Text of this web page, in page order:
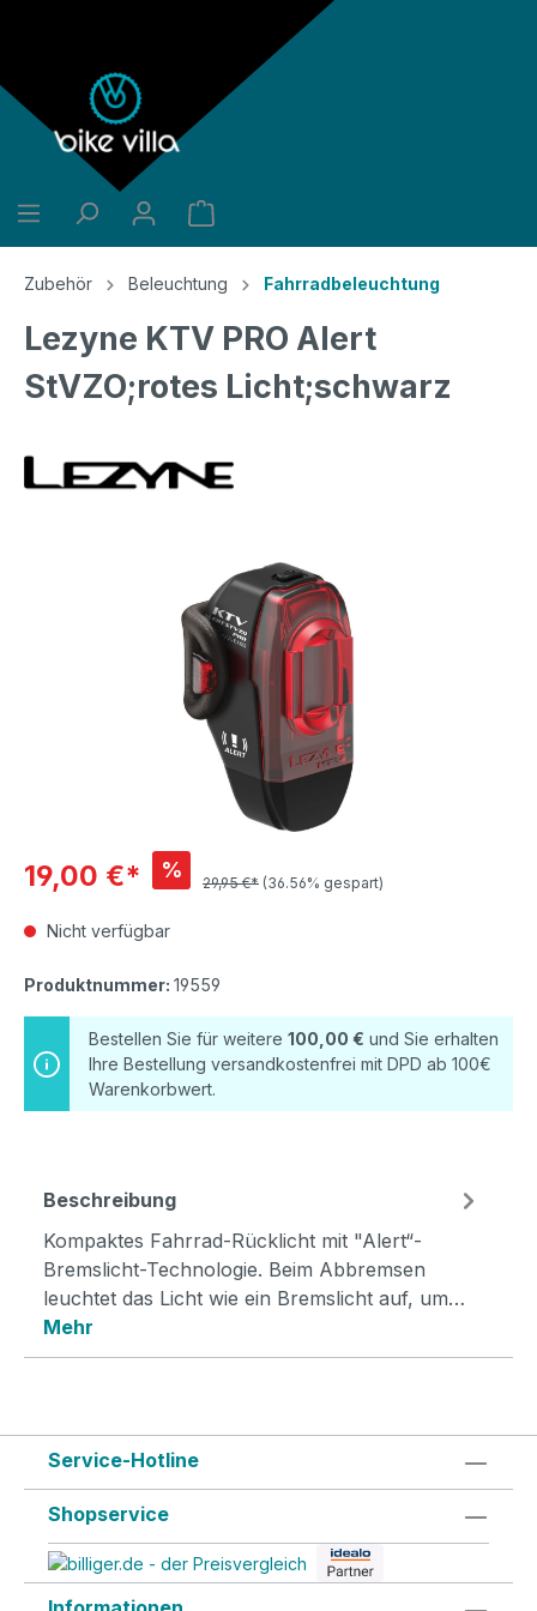
Zubehör Beleuchtung Fahrradbeleuchtung
Lezyne KTV PRO Alert
StVZO;rotes Licht;schwarz
Bildergalerie überspringen
19,00 €* %
29,95 €* (36.56% gespart)
Nicht verfügbar
Produktnummer: 19559
Bestellen Sie für weitere 100,00 € und Sie erhalten
Ihre Bestellung versandkostenfrei mit DPD ab 100€
Warenkorbwert.
Beschreibung
Kompaktes Fahrrad-Rücklicht mit "Alert“-
Bremslicht-Technologie. Beim Abbremsen
leuchtet das Licht wie ein Bremslicht auf, um…
Mehr
Service-Hotline
Shopservice